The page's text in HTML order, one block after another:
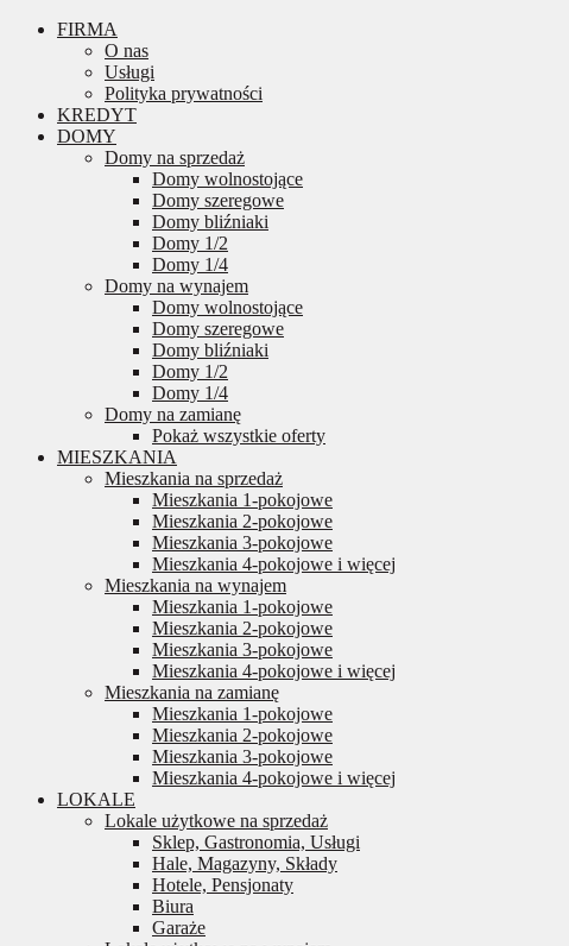
FIRMA
O nas
Usługi
Polityka prywatności
KREDYT
DOMY
Domy na sprzedaż
Domy wolnostojące
Domy szeregowe
Domy bliźniaki
Domy 1/2
Domy 1/4
Domy na wynajem
Domy wolnostojące
Domy szeregowe
Domy bliźniaki
Domy 1/2
Domy 1/4
Domy na zamianę
Pokaż wszystkie oferty
MIESZKANIA
Mieszkania na sprzedaż
Mieszkania 1-pokojowe
Mieszkania 2-pokojowe
Mieszkania 3-pokojowe
Mieszkania 4-pokojowe i więcej
Mieszkania na wynajem
Mieszkania 1-pokojowe
Mieszkania 2-pokojowe
Mieszkania 3-pokojowe
Mieszkania 4-pokojowe i więcej
Mieszkania na zamianę
Mieszkania 1-pokojowe
Mieszkania 2-pokojowe
Mieszkania 3-pokojowe
Mieszkania 4-pokojowe i więcej
LOKALE
Lokale użytkowe na sprzedaż
Sklep, Gastronomia, Usługi
Hale, Magazyny, Składy
Hotele, Pensjonaty
Biura
Garaże